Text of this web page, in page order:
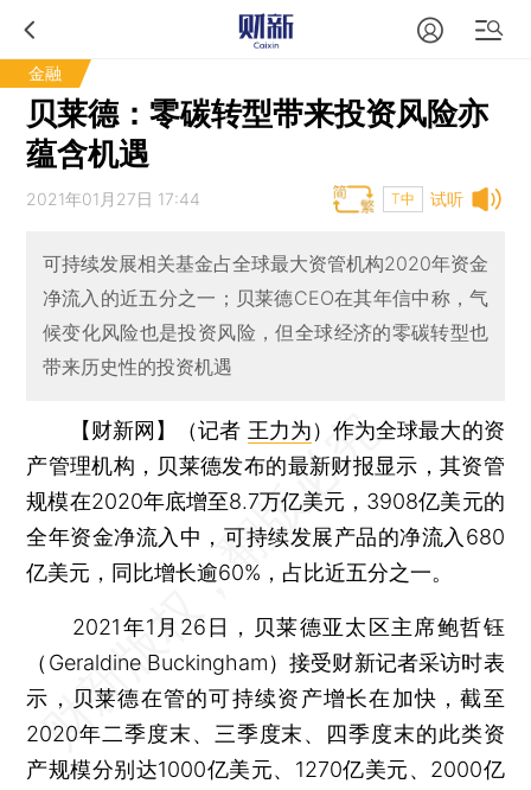
金融
贝莱德：零碳转型带来投资风险亦
蕴含机遇
试听
2021年01月27日 17:44 T中
可持续发展相关基金占全球最大资管机构2020年资金
净流入的近五分之一；贝莱德CEO在其年信中称，气
候变化风险也是投资风险，但全球经济的零碳转型也
带来历史性的投资机遇
【财新网】（记者 王力为） 作为全球最大的资
产管理机构，贝莱德发布的最新财报显示，其资管
规模在2020年底增至8.7万亿美元，3908亿美元的
全年资金净流入中，可持续发展产品的净流入680
亿美元，同比增长逾60%，占比近五分之一。
2021年1月26日，贝莱德亚太区主席鲍哲钰
（Geraldine Buckingham）接受财新记者采访时表
示，贝莱德在管的可持续资产增长在加快，截至
2020年二季度末、三季度末、四季度末的此类资
产规模分别达1000亿美元、1270亿美元、2000亿